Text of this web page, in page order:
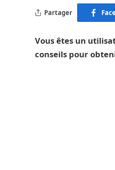
Partager
Vous êtes un
conseils pour